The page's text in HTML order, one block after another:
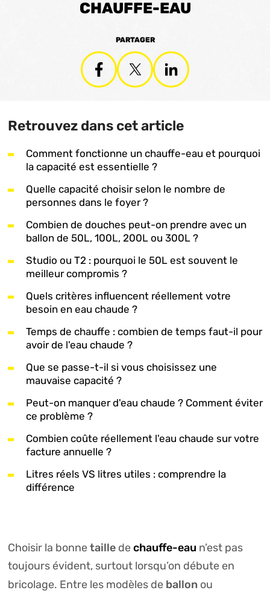
CHAUFFE-EAU
PARTAGER
Retrouvez dans cet article
Comment fonctionne un chauffe-eau et pourquoi
la capacité est essentielle ?
Quelle capacité choisir selon le nombre de
personnes dans le foyer ?
Combien de douches peut-on prendre avec un
ballon de 50L, 100L, 200L ou 300L ?
Studio ou T2 : pourquoi le 50L est souvent le
meilleur compromis ?
Quels critères influencent réellement votre
besoin en eau chaude ?
Temps de chauffe : combien de temps faut-il pour
avoir de l'eau chaude ?
Que se passe-t-il si vous choisissez une
mauvaise capacité ?
Peut-on manquer d'eau chaude ? Comment éviter
ce problème ?
Combien coûte réellement l'eau chaude sur votre
facture annuelle ?
Litres réels VS litres utiles : comprendre la
différence
Choisir la bonnetailledechauffe-eau n’est pas
toujours évident, surtout lorsqu’on débute en
bricolage. Entre les modèles de ballon ou